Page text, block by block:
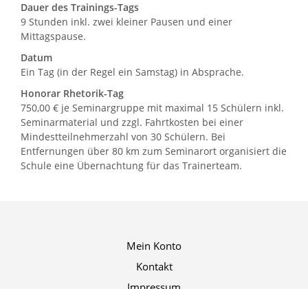
Dauer des Trainings-Tags
9 Stunden inkl. zwei kleiner Pausen und einer
Mittagspause.
Datum
Ein Tag (in der Regel ein Samstag) in Absprache.
Honorar Rhetorik-Tag
750,00 € je Seminargruppe mit maximal 15 Schülern inkl.
Seminarmaterial und zzgl. Fahrtkosten bei einer
Mindestteilnehmerzahl von 30 Schülern. Bei
Entfernungen über 80 km zum Seminarort organisiert die
Schule eine Übernachtung für das Trainerteam.
Mein Konto
Kontakt